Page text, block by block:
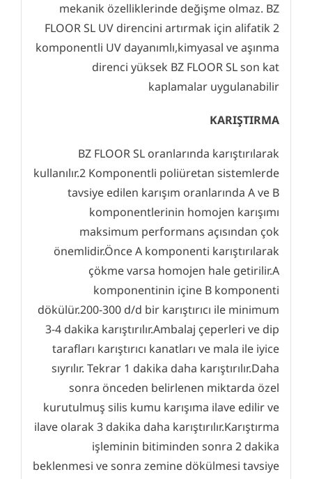
mekanik özelliklerinde değişme olmaz. BZ
FLOOR SL UV direncini artırmak için alifatik 2
komponentli UV dayanımlı,kimyasal ve aşınma
direnci yüksek BZ FLOOR SL son kat
kaplamalar uygulanabilir
KARIŞTIRMA
BZ FLOOR SL oranlarında karıştırılarak
kullanılır.2 Komponentli poliüretan sistemlerde
tavsiye edilen karışım oranlarında A ve B
komponentlerinin homojen karışımı
maksimum performans açısından çok
önemlidir.Önce A komponenti karıştırılarak
çökme varsa homojen hale getirilir.A
komponentinin içine B komponenti
dökülür.200-300 d/d bir karıştırıcı ile minimum
3-4 dakika karıştırılır.Ambalaj çeperleri ve dip
tarafları karıştırıcı kanatları ve mala ile iyice
sıyrılır. Tekrar 1 dakika daha karıştırılır.Daha
sonra önceden belirlenen miktarda özel
kurutulmuş silis kumu karışıma ilave edilir ve
ilave olarak 3 dakika daha karıştırılır.Karıştırma
işleminin bitiminden sonra 2 dakika
beklenmesi ve sonra zemine dökülmesi tavsiye